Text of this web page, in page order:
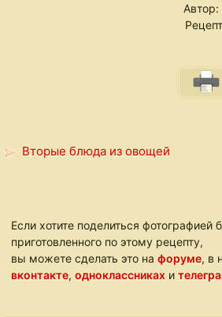
Автор:
Вторые блюда из овощей
Если хотите поделиться фотографией
приготовленного по этому рецепту,
вы можете сделать это нафоруме, в
вконтакте,одноклассниках и